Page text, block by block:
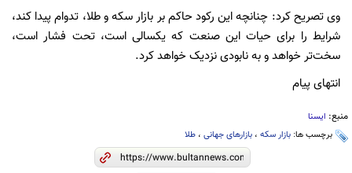
وی تصریح کرد: چنانچه این رکود حاکم بر بازار سکه و طلا، تدوام پیدا کند،
شرایط را برای حیات این صنعت که یکسالی است، تحت فشار است،
سخت‌تر خواهد و به نابودی نزدیک خواهد کرد.
انتهای پیام
منبع: ایسنا
برچسب ها: بازار سکه ، بازارهای جهانی ، طلا